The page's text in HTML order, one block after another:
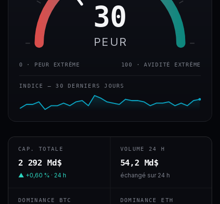
30
PEUR
0 · PEUR EXTRÊME 100 · AVIDITÉ EXTRÊME
INDICE — 30 DERNIERS JOURS
CAP. TOTALE
2 292 Md$
▲ +0,60 % · 24 h
VOLUME 24 H
54,2 Md$
échangé sur 24 h
DOMINANCE BTC DOMINANCE ETH